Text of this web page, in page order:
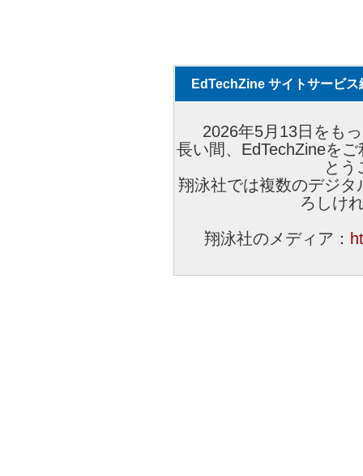
EdTechZine サイトサービス
2026年5月13日をも
長い間、EdTechZineを
とう
翔泳社では複数のデジ
ろしけ
翔泳社のメディア：